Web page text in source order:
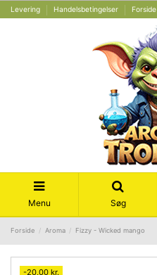
Levering Handelsbetingelser Forside
Menu Søg
Forside Aroma Fizzy - Wicked mango
-20,00 kr.